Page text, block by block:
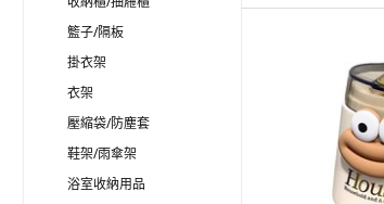
籃子/隔板
掛衣架
衣架
壓縮袋/防塵套
鞋架/雨傘架
浴室收納用品